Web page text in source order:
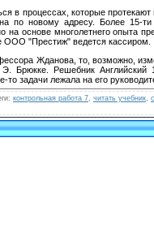
в процессах, которые
по новому адресу. Более 15-
на основе многолетнего опыта
ООО "Престиж" ведется кассиром.
Жданова, то, возможно,
Брюкке. Решебник Английский
то задачи лежала на его
: контрольная работа 7 читать учебник